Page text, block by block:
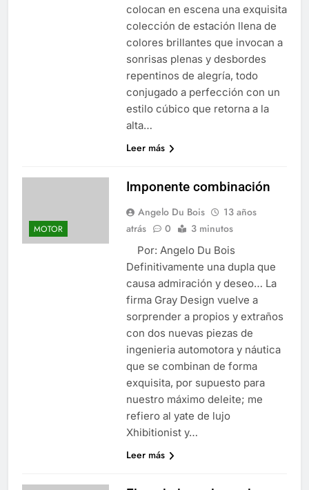
colocan en escena una exquisita
colección de estación llena de
colores brillantes que invocan a
sonrisas plenas y desbordes
repentinos de alegría, todo
conjugado a perfección con un
estilo cúbico que retorna a la
alta…
Leer más
MOTOR
Imponente combinación
Angelo Du Bois
13 años
atrás
0 3 minutos
Por: Angelo Du Bois
Definitivamente una dupla que
causa admiración y deseo… La
firma Gray Design vuelve a
sorprender a propios y extraños
con dos nuevas piezas de
ingenieria automotora y náutica
que se combinan de forma
exquisita, por supuesto para
nuestro máximo deleite; me
refiero al yate de lujo
Xhibitionist y…
Leer más